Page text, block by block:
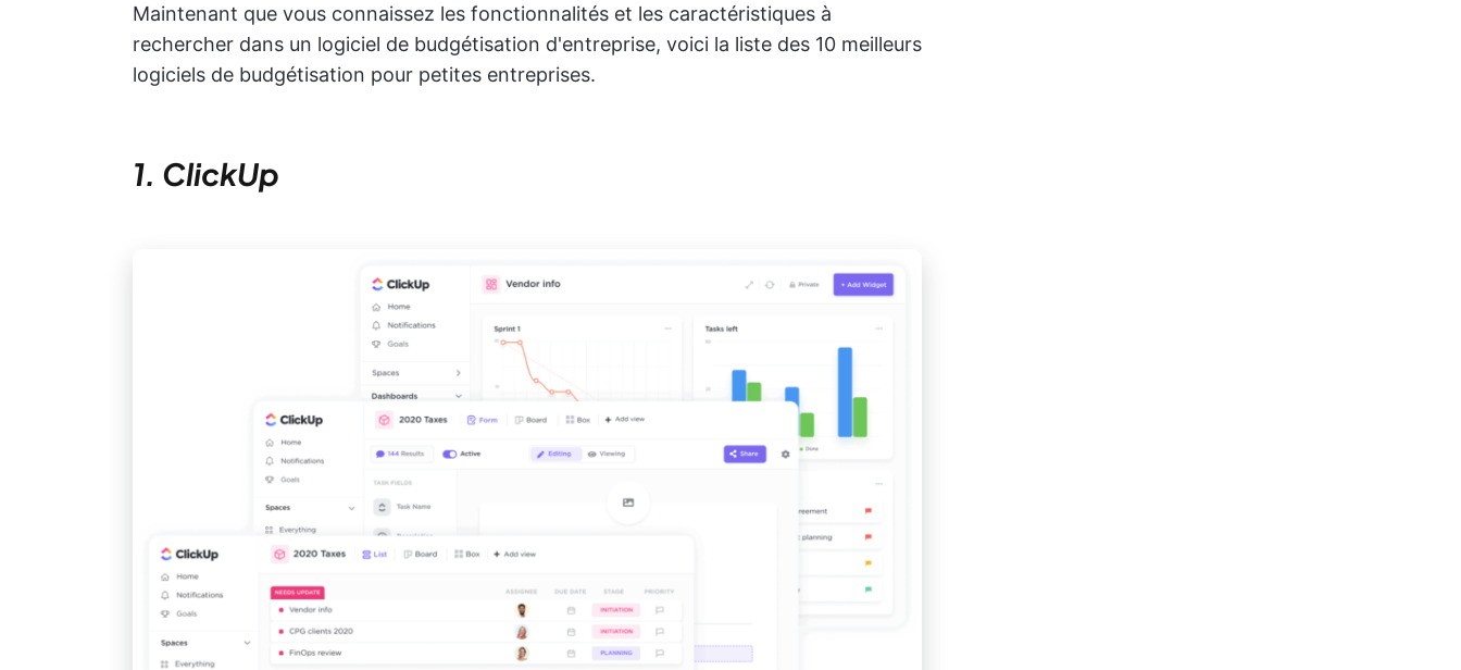
Maintenant que vous connaissez les fonctionnalités et les caractéristiques à
rechercher dans un logiciel de budgétisation d'entreprise, voici la liste des 10 meilleurs
logiciels de budgétisation pour petites entreprises.
1. ClickUp